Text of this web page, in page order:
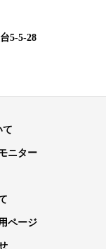
5-5-28
て
ニター
ページ